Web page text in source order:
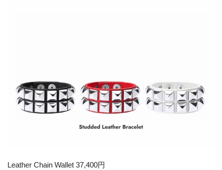
Leather Chain Wallet 37,400円